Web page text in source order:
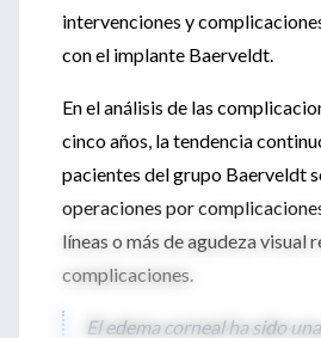
intervenciones y
con el implante Baerveldt.
En el análisis de las
cinco años, la tendencia
pacientes del grupo Baerveldt
operaciones por
líneas o más de agudeza visual
complicaciones.
El edema corneal ha sido